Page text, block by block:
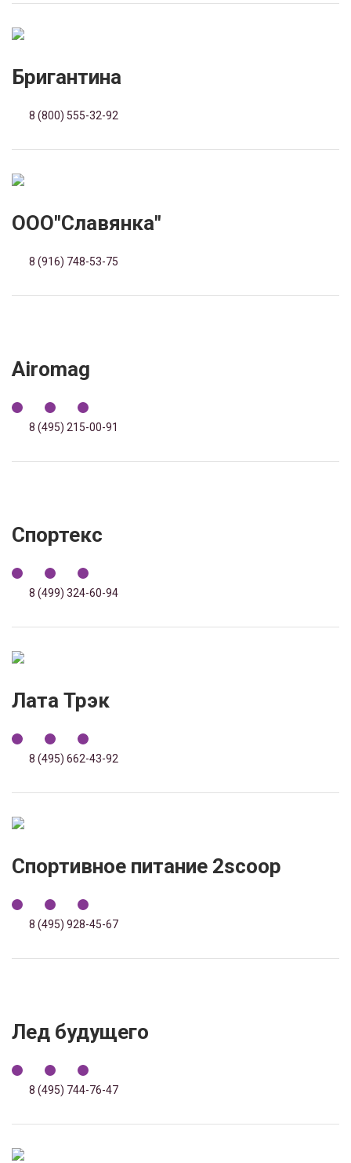
Бригантина
8 (800) 555-32-92
ООО"Славянка"
8 (916) 748-53-75
Airomag
8 (495) 215-00-91
Спортекс
8 (499) 324-60-94
Лата Трэк
8 (495) 662-43-92
Спортивное питание 2scoop
8 (495) 928-45-67
Лед будущего
8 (495) 744-76-47